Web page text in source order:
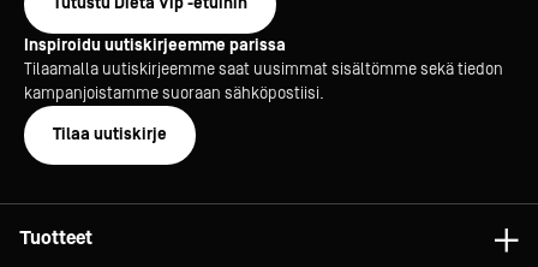
Omat reseptit voi tallentaa laitteen muistiin,
reseptiikan siirto ja ohjelmapäivitykset tapahtuvat
USB:n avulla.
Uuni on varustettu täysautomaattisella lauhduttavalla
lämpökuormaa, sekä jalustalla, johon mahtuu 2 x 10
leivontapeltiä.
Inspiroidu uutiskirjeemme parissa
Tilaamalla uutiskirjeemme saat uusimmat sisältömme sekä tiedon
kampanjoistamme suoraan sähköpostiisi.
Tilaa uutiskirje
Tuotteet